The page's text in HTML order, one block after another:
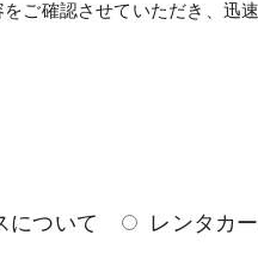
ご確認させていただき、迅
について レンタカ